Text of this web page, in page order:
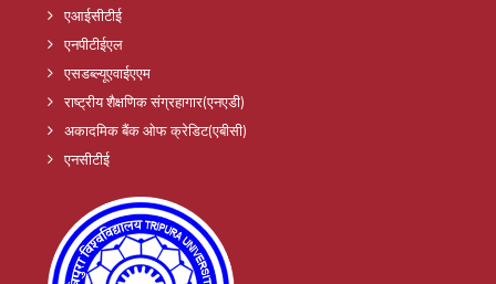
एआईसीटीई
एनपीटीईएल
एसडब्ल्यूएवाईएएम
राष्ट्रीय शैक्षणिक संग्रहागार(एनएडी)
अकादमिक बैंक ओफ क्रेडिट(एबीसी)
एनसीटीई